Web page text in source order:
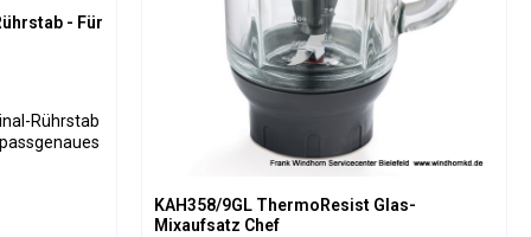
- Für
KAH358/9GL ThermoResist Glas-
Mixaufsatz Chef